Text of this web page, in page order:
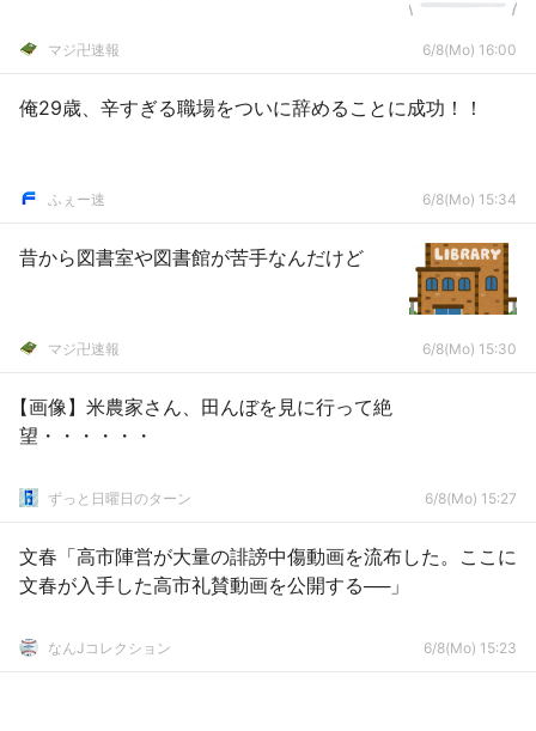
マジ卍速報 6/8(Mo) 16:00
俺29歳、辛すぎる職場をついに辞めることに成功！！
ふぇー速 6/8(Mo) 15:34
昔から図書室や図書館が苦手なんだけど
マジ卍速報 6/8(Mo) 15:30
【画像】米農家さん、田んぼを見に行って絶
望・・・・・・
ずっと日曜日のターン 6/8(Mo) 15:27
文春「高市陣営が大量の誹謗中傷動画を流布した。ここに
文春が入手した高市礼賛動画を公開する──」
なんJコレクション 6/8(Mo) 15:23